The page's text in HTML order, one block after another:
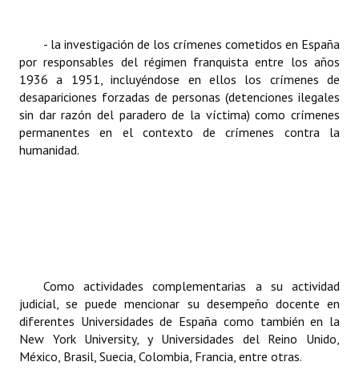
- la investigación de los crímenes cometidos en España
por responsables del régimen franquista entre los años
1936 a 1951, incluyéndose en ellos los crímenes de
desapariciones forzadas de personas (detenciones ilegales
sin dar razón del paradero de la víctima) como crímenes
permanentes en el contexto de crímenes contra la
humanidad.
Como actividades complementarias a su actividad
judicial, se puede mencionar su desempeño docente en
diferentes Universidades de España como también en la
New York University, y Universidades del Reino Unido,
México, Brasil, Suecia, Colombia, Francia, entre otras.